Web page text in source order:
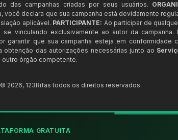
das campanhas criadas por seus usuários.
você declara que sua campanha está devidamente
aplicável. PARTICIPANTE: Ao participar de
se vinculando exclusivamente ao autor da
garantir que sua campanha esteja em conformidade
obtenção das autorizações necessárias junto ao
outro órgão competente.
© 2026, 123Rifas todos os direitos reservados.
GRATUITA